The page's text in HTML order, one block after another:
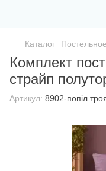
Каталог
Комплект
страйп
Артикул: 8902-попіл